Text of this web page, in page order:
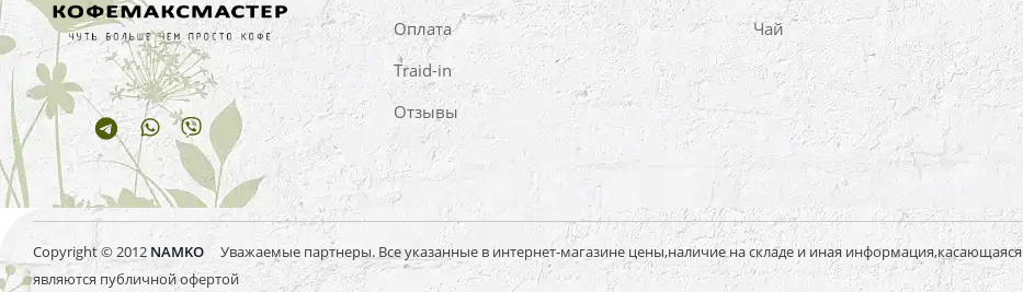
TelegramWhatsapp
Viber
Оплата
Traid-in
Отзывы
Чай
Copyright © 2012 NAMKO Уважаемые партнеры. Все указанные в интернет-магазине цены,наличие на складе и иная
являются публичной офертой